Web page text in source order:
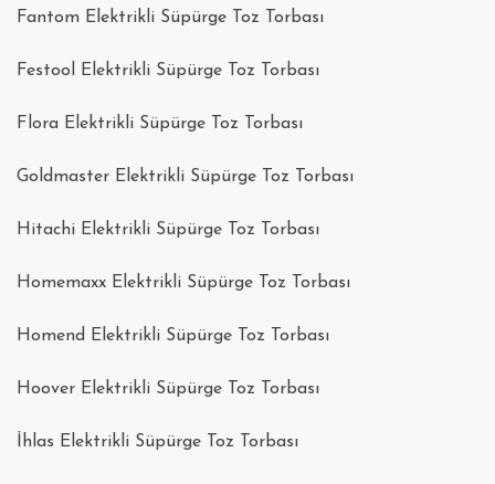
Fantom Elektrikli Süpürge Toz Torbası
Festool Elektrikli Süpürge Toz Torbası
Flora Elektrikli Süpürge Toz Torbası
Goldmaster Elektrikli Süpürge Toz Torbası
Hitachi Elektrikli Süpürge Toz Torbası
Homemaxx Elektrikli Süpürge Toz Torbası
Homend Elektrikli Süpürge Toz Torbası
Hoover Elektrikli Süpürge Toz Torbası
İhlas Elektrikli Süpürge Toz Torbası